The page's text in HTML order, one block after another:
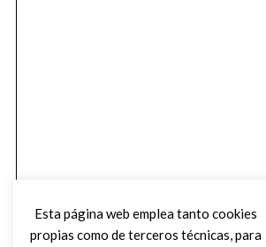
Esta página web emplea tanto cookies
propias como de terceros técnicas, para